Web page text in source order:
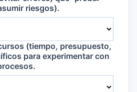
riesgos).
(tiempo, presupuesto,
para experimentar con